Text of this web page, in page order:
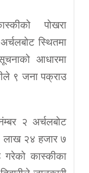
पोखरा
स्थितमा
आधारमा
९ जना पक्राउ
२ अर्चलबोट
लाख २४ हजार ७
कास्कीका